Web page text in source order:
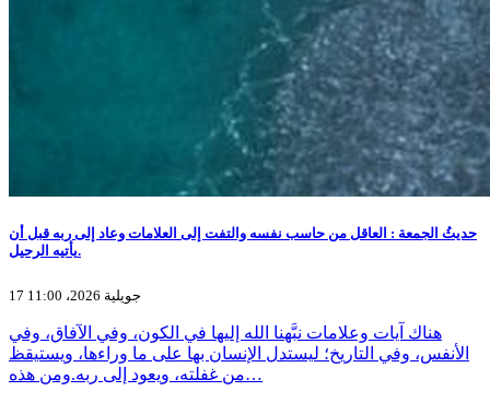
حديثُ الجمعة : العاقل من حاسب نفسه والتفت إلى العلامات وعاد إلى ربه قبل أن
يأتيه الرحيل.
17 جويلية 2026، 11:00
هناك آيات وعلامات نبَّهنا الله إليها في الكون، وفي الآفاق، وفي
الأنفس، وفي التاريخ؛ ليستدل الإنسان بها على ما وراءها، ويستيقظ
من غفلته، ويعود إلى ربه.ومن هذه…